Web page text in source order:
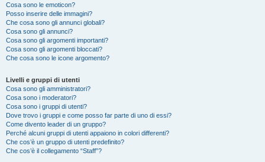
Cosa sono le emoticon?
Posso inserire delle immagini?
Che cosa sono gli annunci globali?
Cosa sono gli annunci?
Cosa sono gli argomenti importanti?
Cosa sono gli argomenti bloccati?
Che cosa sono le icone argomento?
Livelli e gruppi di utenti
Cosa sono gli amministratori?
Cosa sono i moderatori?
Cosa sono i gruppi di utenti?
Dove trovo i gruppi e come posso far parte di uno di essi?
Come divento leader di un gruppo?
Perché alcuni gruppi di utenti appaiono in colori differenti?
Che cos’è un gruppo di utenti predefinito?
Che cos’è il collegamento “Staff”?